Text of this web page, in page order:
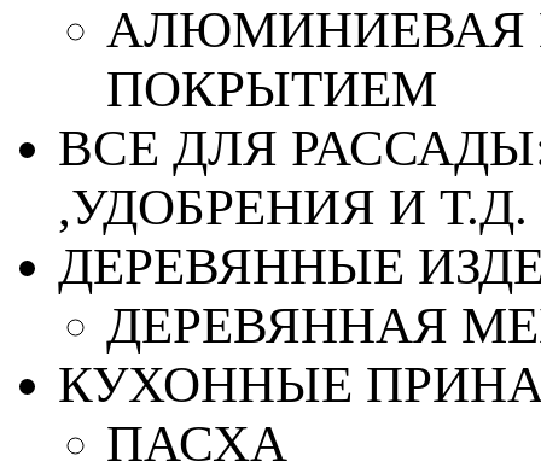
АЛЮМИНИЕВАЯ
ПОКРЫТИЕМ
ВСЕ ДЛЯ
,УДОБРЕНИЯ И Т.Д.
ДЕРЕВЯННЫЕ
ДЕРЕВЯННАЯ
КУХОННЫЕ
ПАСХА